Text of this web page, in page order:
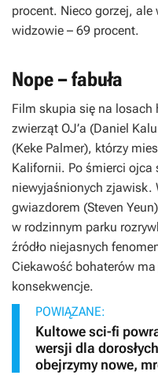
procent. Nieco gorzej, ale
widzowie – 69 procent.
Nope – fabuła
Film skupia się na
zwierząt OJ’a (Daniel
(Keke Palmer), którzy
Kalifornii. Po śmierci
niewyjaśnionych zjawisk.
gwiazdorem (Steven
w rodzinnym parku
źródło niejasnych
Ciekawość bohaterów
konsekwencje.
POWIĄZANE:
Kultowe sci-fi
wersji dla
obejrzymy nowe,